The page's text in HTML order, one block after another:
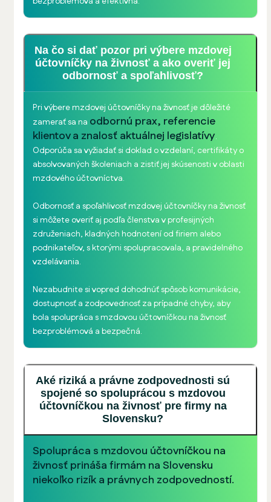
Na čo si dať pozor pri výbere mzdovej
účtovníčky na živnosť a ako overiť jej
odbornosť a spoľahlivosť?
Pri výbere mzdovej účtovníčky na živnosť je dôležité
zamerať sa na odbornú prax, referencie
klientov a znalosť aktuálnej legislatívy.
Odporúča sa vyžiadať si doklad o vzdelaní, certifikáty o
absolvovaných školeniach a zistiť jej skúsenosti v oblasti
mzdového účtovníctva.
Odbornosť a spoľahlivosť mzdovej účtovníčky na živnosť
si môžete overiť aj podľa členstva v profesijných
združeniach, kladných hodnotení od firiem alebo
podnikateľov, s ktorými spolupracovala, a pravidelného
vzdelávania.
Nezabudnite si vopred dohodnúť spôsob komunikácie,
dostupnosť a zodpovednosť za prípadné chyby, aby
bola spolupráca s mzdovou účtovníčkou na živnosť
bezproblémová a bezpečná.
Aké riziká a právne zodpovednosti sú
spojené so spoluprácou s mzdovou
účtovníčkou na živnosť pre firmy na
Slovensku?
Spolupráca s mzdovou účtovníčkou na
živnosť prináša firmám na Slovensku
niekoľko rizík a právnych zodpovedností.